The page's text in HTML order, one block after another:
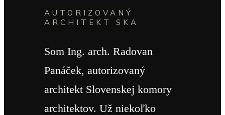
AUTORIZOVANÝ
ARCHITEKT SKA
Som Ing. arch. Radovan
Panáček, autorizovaný
architekt Slovenskej komory
architektov. Už niekoľko